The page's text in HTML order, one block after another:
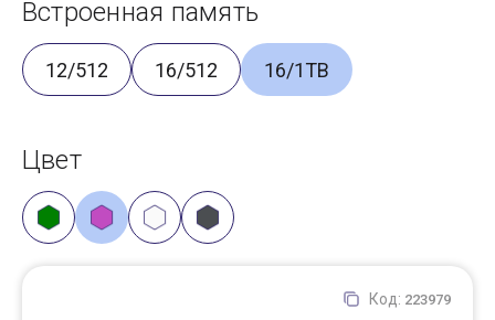
Встроенная память
12/512 16/512 16/1TB
Цвет
Код: 223979